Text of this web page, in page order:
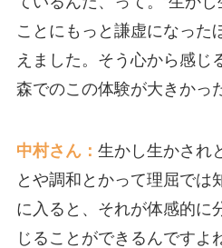
ことにもっと謙虚になった
えました。そう心から感じ
森でのこの体験が大きかっ
中村さん： 生かし生かされ
とや調和とかって理屈では
に入ると、それが体感的に
じることができるんですよ